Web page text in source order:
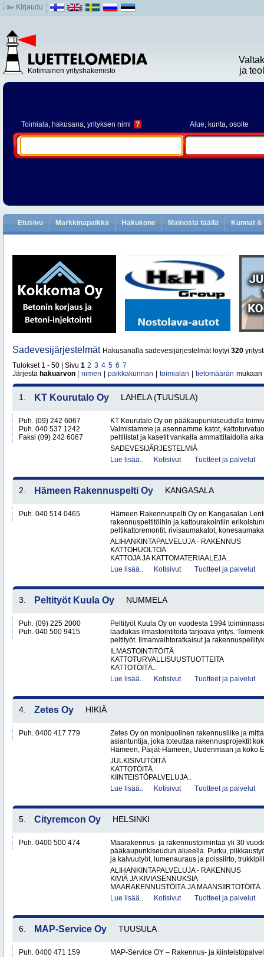
Kirjaudu
Kotimainen yrityshakemisto
ja
Toimiala, hakusana, yrityksen nimi ? Alue, kunta, osoite
Etusivu Markkinapaikka Hakukone Mainosta täällä Kunnat
Sadevesijärjestelmät Hakusanalla sadevesijärjestelmät löytyi 320
Tulokset 1 - 50 | Sivu 1 2 3 4 5 6 7
Järjestä hakuarvon nimen paikkakunnan toimialan tietomäärän mukaan
1. KT Kourutalo Oy LAHELA (TUUSULA)
Puh. (09) 242 6067
Puh. 040 537 1242
Faksi (09) 242 6067
KT Kourutalo Oy on pääkaupunkiseudulla
Valmistamme ja asennamme katot,
peltilistat ja kasetit vankalla ammattitaidolla
SADEVESIJÄRJESTELMIÄ
Lue lisää..
Kotisivut Tuotteet ja palvelut
2. Hämeen Rakennuspelti Oy KANGASALA
Puh. 040 514 0465
Hämeen Rakennuspelti Oy on Kangasalan
rakennuspeltitöihin ja kattourakointiin
peltikattoremontit, rivisaumakatot,
ALIHANKINTAPALVELUJA - RAKENNUS
KATTOHUOLTOA
KATTOJA JA KATTOMATERIAALEJA..
Lue lisää..
Kotisivut Tuotteet ja palvelut
3. Peltityöt Kuula Oy NUMMELA
Puh. (09) 225 2000
Puh. 040 500 9415
Peltityöt Kuula Oy on vuodesta 1994
laadukas ilmastointitöitä tarjoava yritys.
peltityöt. Ilmanvaihtoratkaisut ja
ILMASTOINTITÖITÄ
KATTOTURVALLISUUSTUOTTEITA
KATTOTÖITÄ..
Lue lisää..
Kotisivut Tuotteet ja palvelut
4. Zetes Oy HIKIÄ
Puh. 0400 417 779
Zetes Oy on monipuolinen rakennusliike ja
asiantuntija, joka toteuttaa rakennusprojektit
Hämeen, Päijät-Hämeen, Uudenmaan ja koko
JULKISIVUTÖITÄ
KATTOTÖITÄ
KIINTEISTÖPALVELUJA..
Lue lisää..
Kotisivut Tuotteet ja palvelut
5. Cityremcon Oy HELSINKI
Puh. 0400 500 474
Maarakennus- ja rakennustoimintaa yli 30
pääkaupunkiseudun alueella. Purku,
ja kaivuutyöt, lumenauraus ja poissiirto,
ALIHANKINTAPALVELUJA - RAKENNUS
KIVIÄ JA KIVIASENNUKSIA
MAARAKENNUSTÖITÄ JA MAANSIIRTOTÖITÄ..
Lue lisää..
Kotisivut Tuotteet ja palvelut
6. MAP-Service Oy TUUSULA
Puh. 0400 471 159
MAP-Service OY – Rakennus- ja